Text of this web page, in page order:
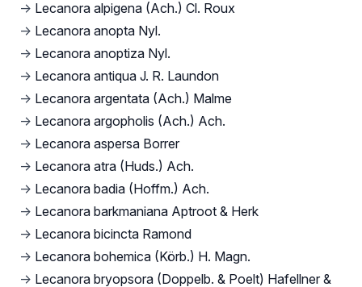
→ Lecanora alpigena (Ach.) Cl. Roux
→ Lecanora anopta Nyl.
→ Lecanora anoptiza Nyl.
→ Lecanora antiqua J. R. Laundon
→ Lecanora argentata (Ach.) Malme
→ Lecanora argopholis (Ach.) Ach.
→ Lecanora aspersa Borrer
→ Lecanora atra (Huds.) Ach.
→ Lecanora badia (Hoffm.) Ach.
→ Lecanora barkmaniana Aptroot & Herk
→ Lecanora bicincta Ramond
→ Lecanora bohemica (Körb.) H. Magn.
→ Lecanora bryopsora (Doppelb. & Poelt) Hafellner &